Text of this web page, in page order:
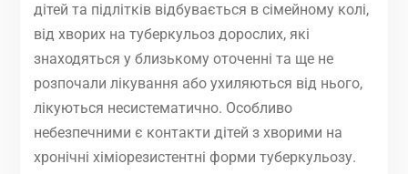
дітей та підлітків відбувається в сімейному колі,
від хворих на туберкульоз дорослих, які
знаходяться у близькому оточенні та ще не
розпочали лікування або ухиляються від нього,
лікуються несистематично. Особливо
небезпечними є контакти дітей з хворими на
хронічні хіміорезистентні форми туберкульозу.